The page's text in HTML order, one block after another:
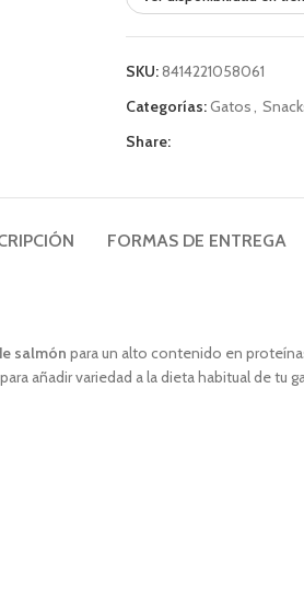
SKU:8414221058061
Categorías:Gatos,
Share:
FORMAS DE ENTREGA
salmón para un alto contenido en
añadir variedad a la dieta habitual de tu